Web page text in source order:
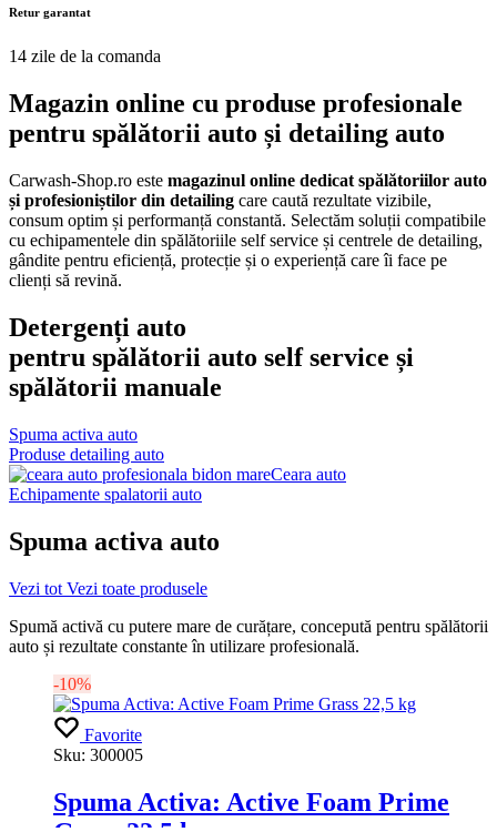
Retur garantat
14 zile de la comanda
Magazin online cu produse profesionale
pentru spălătorii auto și detailing auto
Carwash-Shop.ro este magazinul online dedicat spălătoriilor auto
și profesioniștilor din detailing care caută rezultate vizibile,
consum optim și performanță constantă. Selectăm soluții compatibile
cu echipamentele din spălătoriile self service și centrele de detailing,
gândite pentru eficiență, protecție și o experiență care îi face pe
clienți să revină.
Detergenți auto
pentru spălătorii auto self service și
spălătorii manuale
Spuma activa auto
Produse detailing auto
Ceara auto
Echipamente spalatorii auto
Spuma activa auto
Vezi tot Vezi toate produsele
Spumă activă cu putere mare de curățare, concepută pentru spălătorii
auto și rezultate constante în utilizare profesională.
-10%
Favorite
Sku: 300005
Spuma Activa: Active Foam Prime